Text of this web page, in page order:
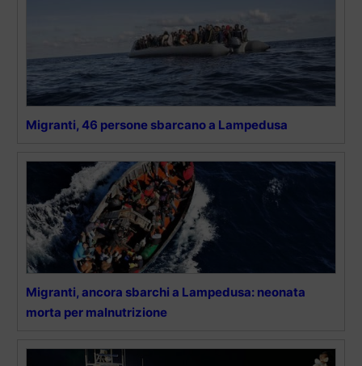
Migranti, 46 persone sbarcano a Lampedusa
Migranti, ancora sbarchi a Lampedusa: neonata
morta per malnutrizione